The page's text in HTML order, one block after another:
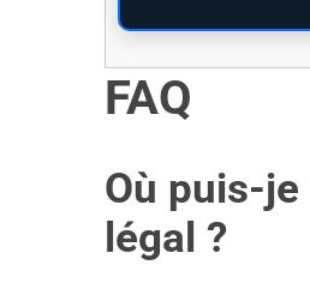
FAQ
Où puis-je
légal ?